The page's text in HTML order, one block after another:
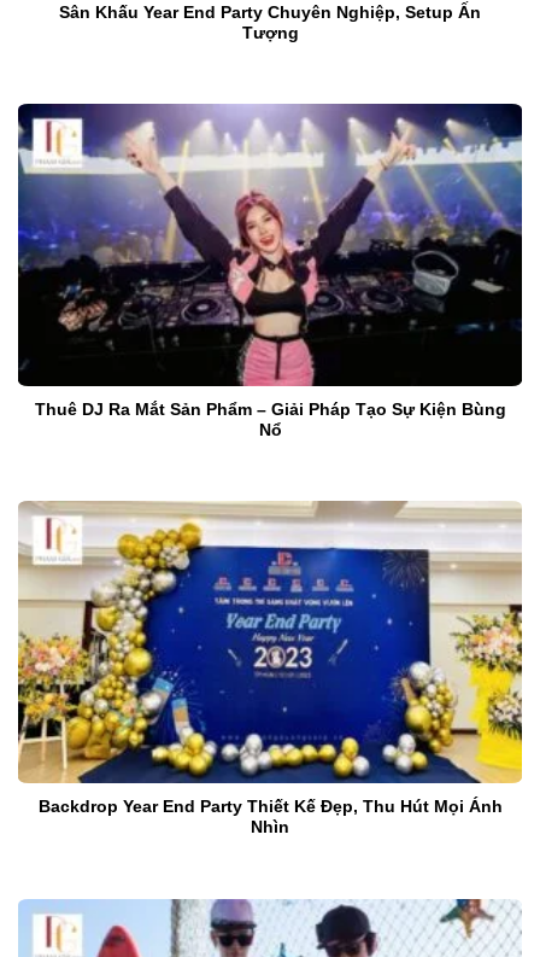
Sân Khấu Year End Party Chuyên Nghiệp, Setup Ấn
Tượng
Thuê DJ Ra Mắt Sản Phẩm – Giải Pháp Tạo Sự Kiện Bùng
Nổ
Backdrop Year End Party Thiết Kế Đẹp, Thu Hút Mọi Ánh
Nhìn